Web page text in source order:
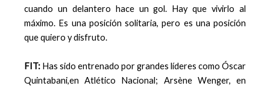
cuando un delantero hace un gol. Hay que vivirlo al
máximo. Es una posición solitaria, pero es una posición
que quiero y disfruto.
FIT: Has sido entrenado por grandes líderes como Óscar
Quintabani,en Atlético Nacional; Arsène Wenger, en